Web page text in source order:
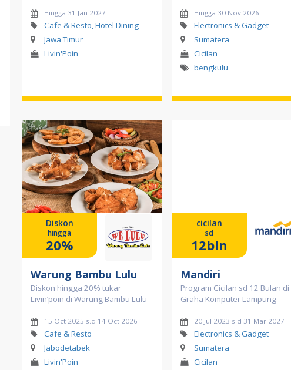
Hingga 31 Jan 2027
Cafe & Resto, Hotel Dining
Jawa Timur
Livin'Poin
Hingga 30 Nov 2026
Electronics & Gadget
Sumatera
Cicilan
bengkulu
Diskon
hingga
20%
Warung Bambu Lulu
Diskon hingga 20% tukar
Livin’poin di Warung Bambu Lulu
15 Oct 2025 s.d 14 Oct 2026
Cafe & Resto
Jabodetabek
Livin'Poin
cicilan
sd
12bln
Mandiri
Program Cicilan sd 12 Bulan di
Graha Komputer Lampung
20 Jul 2023 s.d 31 Mar 2027
Electronics & Gadget
Sumatera
Cicilan